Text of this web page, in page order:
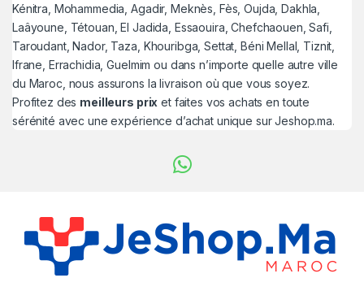
Kénitra, Mohammedia, Agadir, Meknès, Fès, Oujda, Dakhla,
Laâyoune, Tétouan, El Jadida, Essaouira, Chefchaouen, Safi,
Taroudant, Nador, Taza, Khouribga, Settat, Béni Mellal, Tiznit,
Ifrane, Errachidia, Guelmim ou dans n’importe quelle autre ville
du Maroc, nous assurons la livraison où que vous soyez.
Profitez des meilleurs prix et faites vos achats en toute
sérénité avec une expérience d’achat unique sur Jeshop.ma.